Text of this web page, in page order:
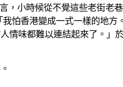
，小時候從不覺這些老街老
怕香港變成一式一樣的地方
情味都難以連結起來了。」